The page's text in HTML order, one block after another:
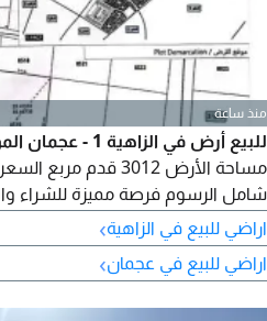
منذ ساعة
شامل الرسوم فرصة مميزة للشراء
الزاهية
اراضي للبيع في الزاهية›
اراضي للبيع في عجمان›